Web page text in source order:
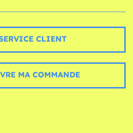
CLIENT
MA COMMANDE